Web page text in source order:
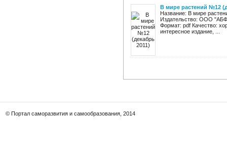
В мире растений №12
Название: В мире
Издательство: ООО
Формат: pdf Качество:
интересное издание, ...
© Портал саморазвития и самообразования, 2014